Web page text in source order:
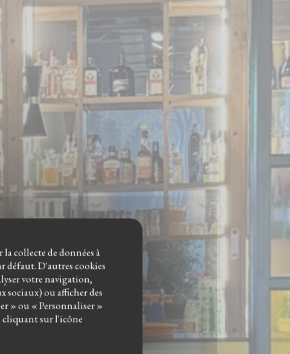
collecte de données à
défaut. D'autres cookies
votre navigation,
sociaux) ou afficher des
» ou « Personnaliser »
cliquant sur l'icône